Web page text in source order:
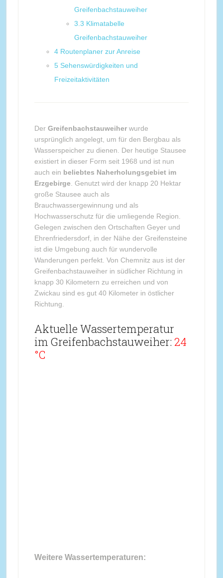
Greifenbachstauweiher
3.3 Klimatabelle
Greifenbachstauweiher
4 Routenplaner zur Anreise
5 Sehenswürdigkeiten und
Freizeitaktivitäten
Der Greifenbachstauweiherwurde
ursprünglich angelegt, um für den Bergbau als
Wasserspeicher zu dienen. Der heutige Stausee
existiert in dieser Form seit 1968 und ist nun
auch ein beliebtes Naherholungsgebiet im
Erzgebirge . Genutzt wird der knapp 20 Hektar
große Stausee auch als
Brauchwassergewinnung und als
Hochwasserschutz für die umliegende Region.
Gelegen zwischen den Ortschaften Geyer und
Ehrenfriedersdorf, in der Nähe der Greifensteine
ist die Umgebung auch für wundervolle
Wanderungen perfekt. Von Chemnitz aus ist der
Greifenbachstauweiher in südlicher Richtung in
knapp 30 Kilometern zu erreichen und von
Zwickau sind es gut 40 Kilometer in östlicher
Richtung.
Aktuelle Wassertemperatur
im Greifenbachstauweiher: 24
°C
Weitere Wassertemperaturen: